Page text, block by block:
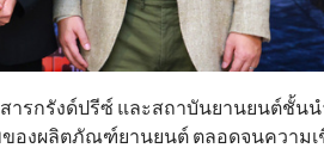
รกรังด์ปรีซ์ และสถาบันยานยนต์ชั้น
องผลิตภัณฑ์ยานยนต์ ตลอดจนความ